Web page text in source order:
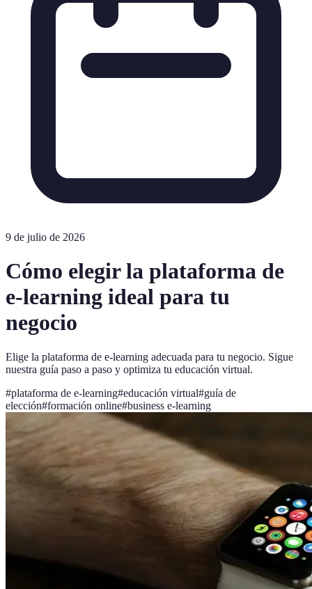
9 de julio de 2026
Cómo elegir la plataforma de
e-learning ideal para tu
negocio
Elige la plataforma de e-learning adecuada para tu negocio. Sigue
nuestra guía paso a paso y optimiza tu educación virtual.
#plataforma de e-learning#educación virtual#guía de
elección#formación online#business e-learning